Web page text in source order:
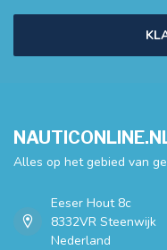
Alles op het gebied van
Eeser Hout 8c
8332VR Steenwijk
Nederland